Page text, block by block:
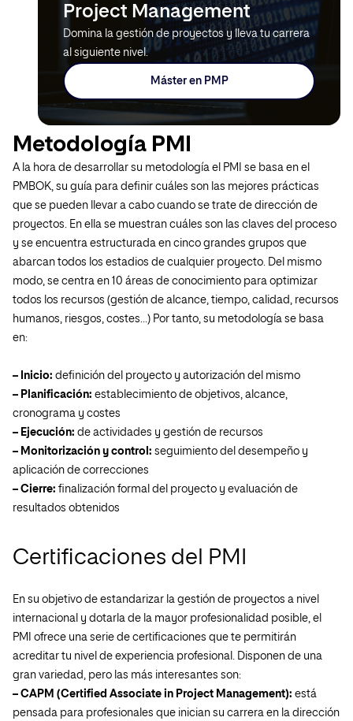
Project Management
Domina la gestión de proyectos y lleva tu carrera
al siguiente nivel.
Máster en PMP
Metodología PMI
A la hora de desarrollar su metodología el PMI se basa en el
PMBOK, su guía para definir cuáles son las mejores prácticas
que se pueden llevar a cabo cuando se trate de dirección de
proyectos. En ella se muestran cuáles son las claves del proceso
y se encuentra estructurada en cinco grandes grupos que
abarcan todos los estadios de cualquier proyecto. Del mismo
modo, se centra en 10 áreas de conocimiento para optimizar
todos los recursos (gestión de alcance, tiempo, calidad, recursos
humanos, riesgos, costes…) Por tanto, su metodología se basa
en:
– Inicio: definición del proyecto y autorización del mismo
– Planificación: establecimiento de objetivos, alcance,
cronograma y costes
– Ejecución: de actividades y gestión de recursos
– Monitorización y control: seguimiento del desempeño y
aplicación de correcciones
– Cierre: finalización formal del proyecto y evaluación de
resultados obtenidos
Certificaciones del PMI
En su objetivo de estandarizar la gestión de proyectos a nivel
internacional y dotarla de la mayor profesionalidad posible, el
PMI ofrece una serie de certificaciones que te permitirán
acreditar tu nivel de experiencia profesional. Disponen de una
gran variedad, pero las más interesantes son:
– CAPM (Certified Associate in Project Management): está
pensada para profesionales que inician su carrera en la dirección